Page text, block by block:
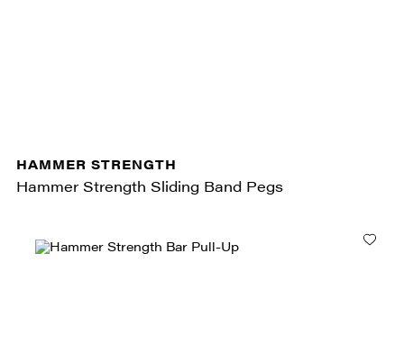
HAMMER STRENGTH
Hammer Strength Sliding Band Pegs